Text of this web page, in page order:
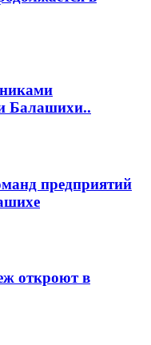
Балашихи..
предприятий
откроют в